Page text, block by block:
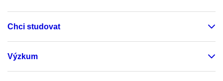
Chci studovat
Výzkum